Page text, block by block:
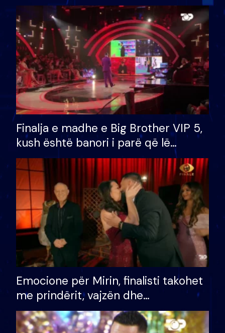
Finalja e madhe e Big Brother VIP 5,
kush është banori i parë që lë
shtëpinë dhe humb mundësinë për
të fituar çmimin e madh
Emocione për Mirin, finalisti takohet
me prindërit, vajzën dhe
bashkëshorten: S’kemi ndonjë letër
divorci apo jo?